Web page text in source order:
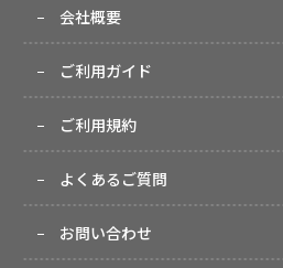
会社概要
ご利用ガイド
ご利用規約
よくあるご質問
お問い合わせ